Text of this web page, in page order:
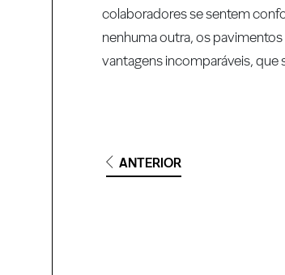
colaboradores se sentem
nenhuma outra, os
vantagens incomparáveis, que
ANTERIOR